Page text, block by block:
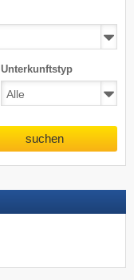
Unterkunftstyp
suchen